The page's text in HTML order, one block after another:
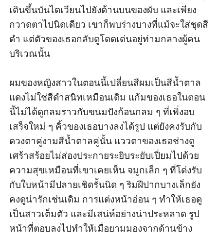
เดิน​ขึ้น​บันได​เวียน​ไป​ยัง​ด้าน​บน​ของ​ผับ และ​เพียง​
กวาด​ตา​ไป​นิด​เดียว เขา​ก็​พบ​ร่าง​บาง​ที่​แม้​จะ​ใส่​ชุด​สี​
ดำ แต่​ตัว​ของ​เธอ​กลับ​ดู​โดดเด่น​อยู่​ท่ามกลาง​ผู้คน​
บริเวณ​นั้น
ผม​ของ​หญิงสาว​ใน​ตอนนี้​เปลี่ยน​สี​ผม​เป็น​สี​น้ำตาล
แดง​ไม่​ใช่​สี​ดำ​สนิทเหมือน​เดิม แก้ม​ของ​เธอ​ใน​ตอน
นี้​ไม่​ได้​ดู​กลม​ราวกับ​ขนมปัง​ก้อน​กลม ๆ ที่​เพิ่ง​อบ​
เสร็จ​ใหม่ ๆ คิ้ว​ของ​เธอ​บาง​ลง​ได้​รูป แต่​ยังคง​รับ​กับ​
ดวงตา​คู่​งาม​สีน้ำ​ตาล​คู่​นั้น แววตา​ของ​เธอ​ช่าง​ดู​
เศร้าสร้อย​ไม่​ส่อง​ประกาย​ระยิบระยับ​เปี่ยม​ไป​ด้วย​
ความ​สุข​เหมือน​ที่​เขา​เคย​เห็น จมูก​เล็ก ๆ ที่​โด่ง​รับ​
กับ​ใบหน้า​มี​ปลาย​เชิด​รั้น​นิด ๆ ริมฝีปาก​บาง​เล็ก​ยัง
คง​ดู​น่ารัก​เช่น​เดิม การ​แต่งหน้า​อ่อน ๆ ทำ​ให้​เธอ​ดู​
เป็นสาว​เต็มตัว และ​มี​เสน่ห์​อย่าง​น่า​ประหลาด รูป​
หน้าที่​ตอบ​ลง​ไป​ทำ​ให้​เมื่อ​ยาม​มอง​จาก​ด้าน​ข้าง